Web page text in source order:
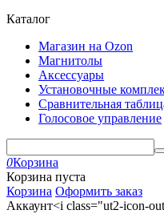
Каталог
Магазин на Ozon
Магнитолы
Аксессуары
Установочные
Сравнительная
Голосовое управление
0Корзина
Корзина пуста
Корзина Оформить заказ
Аккаунт<i class="ut2-icon-